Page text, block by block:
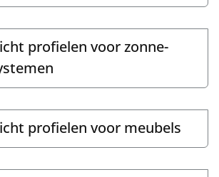
profielen voor zonne-
profielen voor meubels